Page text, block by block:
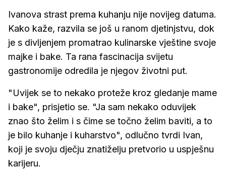
Ivanova strast prema kuhanju nije novijeg datuma.
Kako kaže, razvila se još u ranom djetinjstvu, dok
je s divljenjem promatrao kulinarske vještine svoje
majke i bake. Ta rana fascinacija svijetu
gastronomije odredila je njegov životni put.
"Uvijek se to nekako proteže kroz gledanje mame
i bake", prisjetio se. "Ja sam nekako oduvijek
znao što želim i s čime se točno želim baviti, a to
je bilo kuhanje i kuharstvo", odlučno tvrdi Ivan,
koji je svoju dječju znatiželju pretvorio u uspješnu
karijeru.